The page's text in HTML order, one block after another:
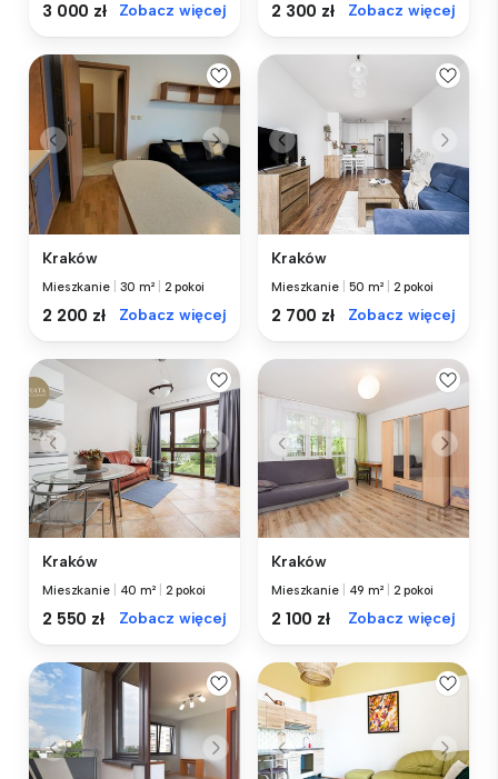
3 000 zł Zobacz więcej 2 300 zł Zobacz więcej
Kraków
Mieszkanie 30 m² 2 pokoi
2 200 zł Zobacz więcej
Kraków
Mieszkanie 50 m² 2 pokoi
2 700 zł Zobacz więcej
Kraków
Mieszkanie 40 m² 2 pokoi
2 550 zł Zobacz więcej
Kraków
Mieszkanie 49 m² 2 pokoi
2 100 zł Zobacz więcej